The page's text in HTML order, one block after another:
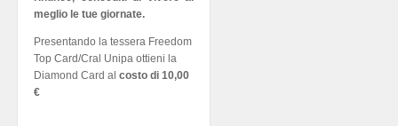
meglio le tue giornate.
Presentando la tessera Freedom
Top Card/Cral Unipa ottieni la
Diamond Card al costo di 10,00
€